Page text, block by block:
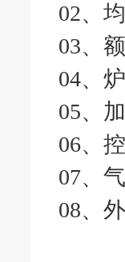
02、
03、
04、
05、
06、
07、
08、